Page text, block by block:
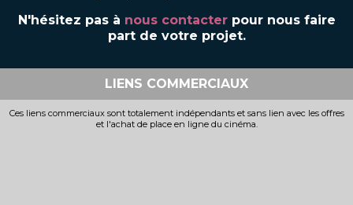
N'hésitez pas à nous contacterpour nous faire
part de votre projet.
LIENS COMMERCIAUX
Ces liens commerciaux sont totalement indépendants et sans lien avec les offres
et l'achat de place en ligne du cinéma.